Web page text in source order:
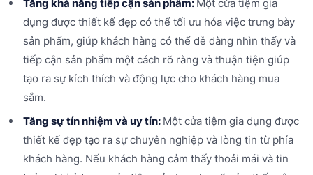
Tăng khả năng tiếp cận sản phẩm: Một cửa tiệm gia
dụng được thiết kế đẹp có thể tối ưu hóa việc trưng bày
sản phẩm, giúp khách hàng có thể dễ dàng nhìn thấy và
tiếp cận sản phẩm một cách rõ ràng và thuận tiện giúp
tạo ra sự kích thích và động lực cho khách hàng mua
sắm.
Tăng sự tín nhiệm và uy tín: Một cửa tiệm gia dụng được
thiết kế đẹp tạo ra sự chuyên nghiệp và lòng tin từ phía
khách hàng. Nếu khách hàng cảm thấy thoải mái và tin